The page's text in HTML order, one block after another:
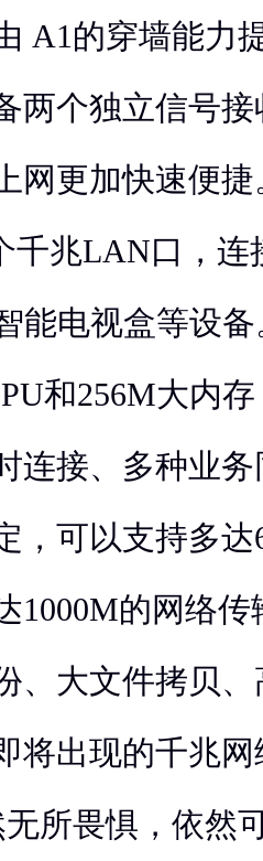
A1的穿墙能力
两个独立信号
网更加快速便
千兆LAN口，连
能电视盒等设
和256M大内
连接、多种业
，可以支持多
1000M的网络
、大文件拷贝
将出现的千兆
所畏惧，依然